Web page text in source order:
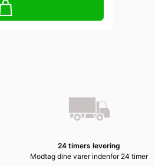
24 timers levering
Modtag dine varer indenfor 24 timer